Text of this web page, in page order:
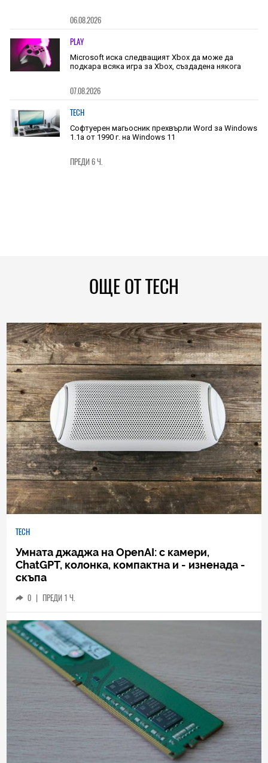
06.08.2026
PLAY
Microsoft иска следващият Xbox да може да
подкара всяка игра за Xbox, създадена някога
07.08.2026
TECH
Софтуерен магьосник прехвърли Word за Windows
1.1a от 1990 г. на Windows 11
ПРЕДИ 6 Ч.
ОЩЕ ОТ TECH
TECH
Умната джаджа на OpenAI: с камери,
ChatGPT, колонка, компактна и - изненада -
скъпа
0 | ПРЕДИ 1 Ч.